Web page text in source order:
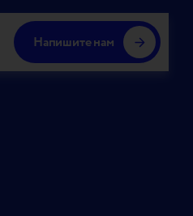
Напишите нам